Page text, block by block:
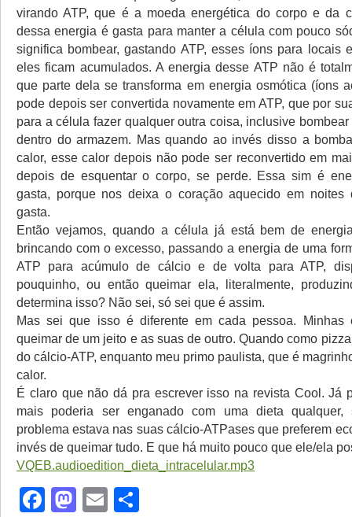
virando ATP, que é a moeda energética do corpo e da
dessa energia é gasta para manter a célula com pouco
significa bombear, gastando ATP, esses íons para locais
eles ficam acumulados. A energia desse ATP não é
que parte dela se transforma em energia osmótica (íons
pode depois ser convertida novamente em ATP, que por
para a célula fazer qualquer outra coisa, inclusive
dentro do armazem. Mas quando ao invés disso a
calor, esse calor depois não pode ser reconvertido em
depois de esquentar o corpo, se perde. Essa sim é
gasta, porque nos deixa o coração aquecido em noites
gasta.
Então vejamos, quando a célula já está bem de
brincando com o excesso, passando a energia de uma
ATP para acúmulo de cálcio e de volta para ATP,
pouquinho, ou então queimar ela, literalmente,
determina isso? Não sei, só sei que é assim.
Mas sei que isso é diferente em cada pessoa. Minhas
queimar de um jeito e as suas de outro. Quando como
do cálcio-ATP, enquanto meu primo paulista, que é
calor.
É claro que não dá pra escrever isso na revista Cool. Já
mais poderia ser enganado com uma dieta qualquer,
problema estava nas suas cálcio-ATPases que preferem
invés de queimar tudo. E que há muito pouco que ele/ela
VQEB.audioedition_dieta_intracelular.mp3
Facebook
Mastodon
Email